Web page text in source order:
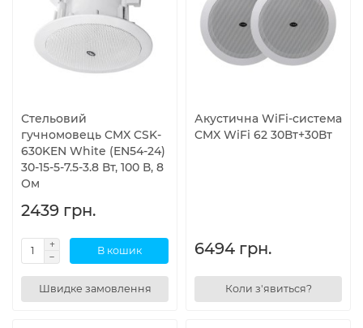
Стельовий
гучномовець CMX CSK-
630KEN White (EN54-24)
30-15-5-7.5-3.8 Вт, 100 В, 8
Ом
2439 грн.
В кошик
Швидке замовлення
Акустична WiFi-система
CMX WiFi 62 30Вт+30Вт
6494 грн.
Коли з'явиться?